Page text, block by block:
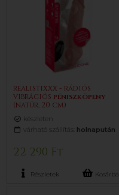
realistixxx - rádiós
vibrációs péniszköpeny
(natúr, 20 cm)
készleten
várható szállítás: holnapután
22 290 Ft
Részletek Kosárba